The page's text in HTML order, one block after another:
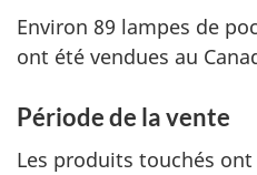
Environ 89 lampes de
ont été vendues au
Période de la vente
Les produits touchés